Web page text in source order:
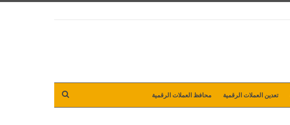
تعدين العملات الرقمية محافظ العملات الرقمية